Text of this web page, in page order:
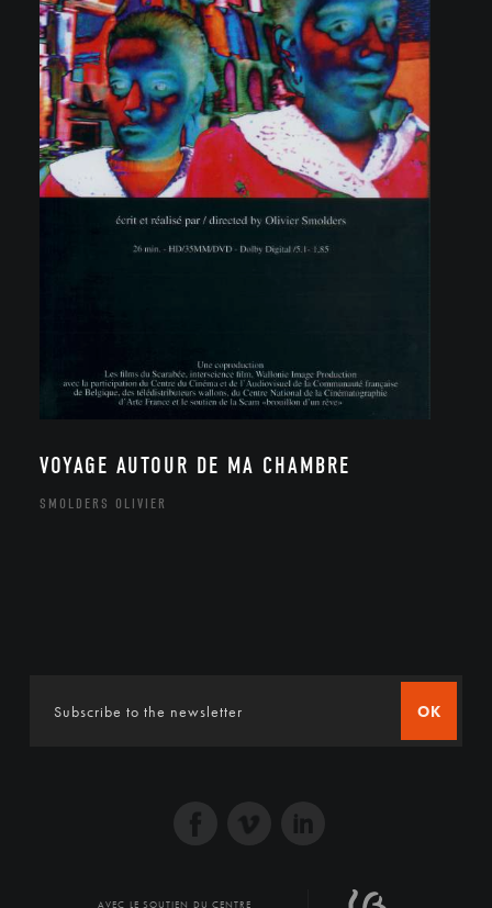
VOYAGE AUTOUR DE MA CHAMBRE
SMOLDERS OLIVIER
OK
AVEC LE SOUTIEN DU CENTRE